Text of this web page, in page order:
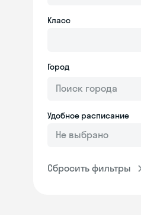
Класс
Город
Удобное расписание
Не выбрано
Сбросить фильтры